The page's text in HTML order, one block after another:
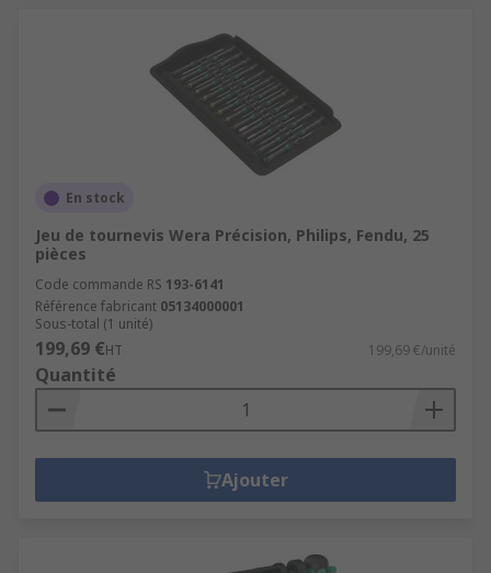
En stock
Jeu de tournevis Wera Précision, Philips, Fendu, 25
pièces
Code commande RS 193-6141
Référence fabricant 05134000001
Sous-total (1 unité)
199,69 €HT 199,69 €/unité
Quantité
Ajouter